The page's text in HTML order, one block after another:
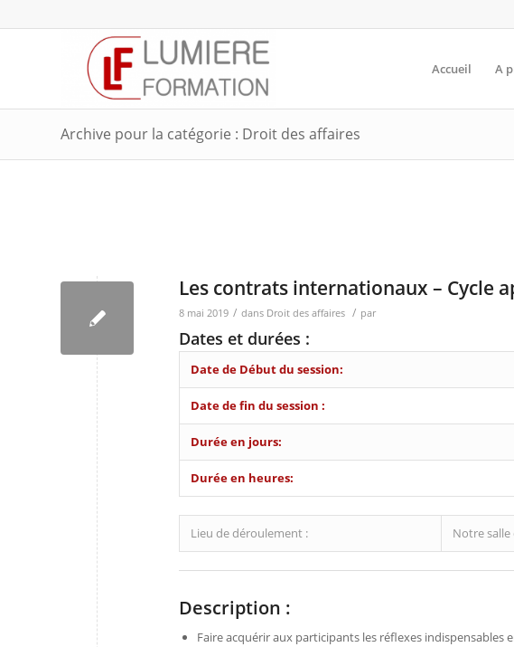
Accueil A
Archive pour la catégorie : Droit des affaires
Les contrats internationaux – Cycle
8 mai 2019 / dans Droit des affaires / par
Dates et durées :
Date de Début du session:
Date de fin du session :
Durée en jours:
Durée en heures:
Lieu de déroulement : Notre
Description :
Faire acquérir aux participants les réflexes